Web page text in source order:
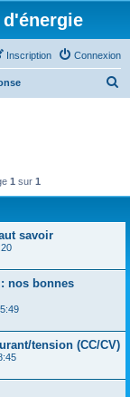
d'énergie
Connexion
Inscription
1 sur 1
savoir
nos bonnes
tension (CC/CV)